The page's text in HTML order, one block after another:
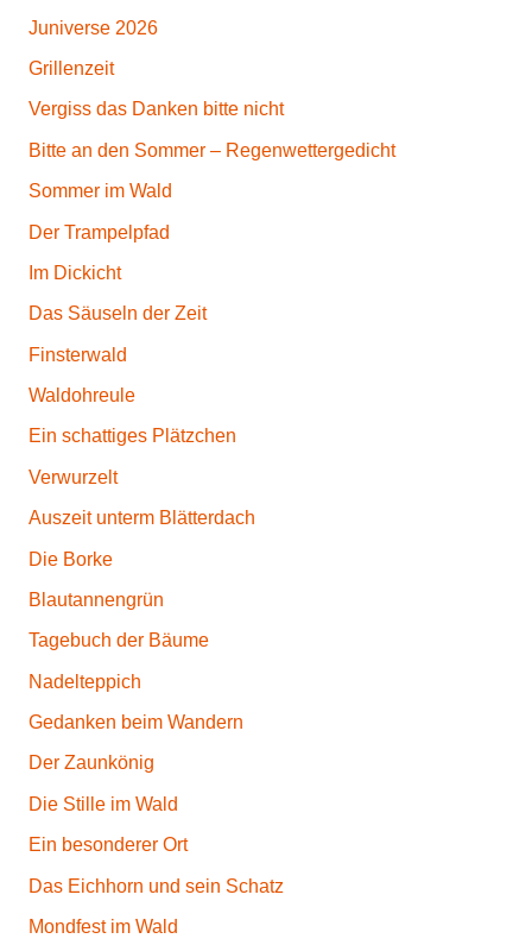
Juniverse 2026
Grillenzeit
Vergiss das Danken bitte nicht
Bitte an den Sommer – Regenwettergedicht
Sommer im Wald
Der Trampelpfad
Im Dickicht
Das Säuseln der Zeit
Finsterwald
Waldohreule
Ein schattiges Plätzchen
Verwurzelt
Auszeit unterm Blätterdach
Die Borke
Blautannengrün
Tagebuch der Bäume
Nadelteppich
Gedanken beim Wandern
Der Zaunkönig
Die Stille im Wald
Ein besonderer Ort
Das Eichhorn und sein Schatz
Mondfest im Wald